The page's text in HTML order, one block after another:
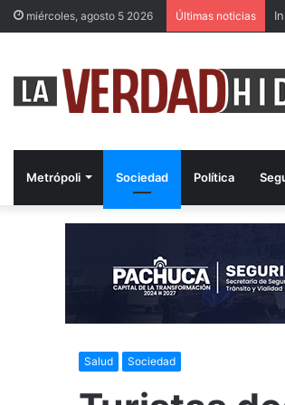
miércoles, agosto 5 2026 Últimas noticias
Metrópoli Sociedad Política
Salud Sociedad